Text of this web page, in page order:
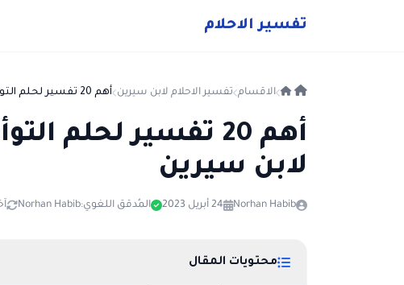
تفسير الاحلام
الاقسام تفسير الاحلام لابن سيرين أهم 20 تفسير لحلم التوأم ذكور لشخص آخر لابن سيرين
أهم 20 تفسير لحلم
لابن سيرين
Norhan Habib 24 أبريل 2023 المُدقق اللغوي:Norhan Habib
محتويات المقال